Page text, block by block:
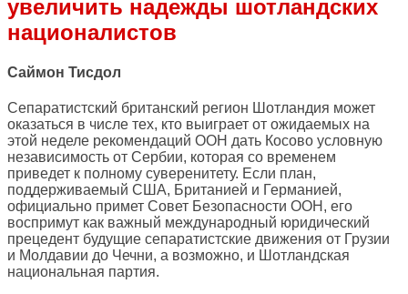
увеличить надежды шотландских
националистов
Саймон Тисдол
Сепаратистский британский регион Шотландия может
оказаться в числе тех, кто выиграет от ожидаемых на
этой неделе рекомендаций ООН дать Косово условную
независимость от Сербии, которая со временем
приведет к полному суверенитету. Если план,
поддерживаемый США, Британией и Германией,
официально примет Совет Безопасности ООН, его
воспримут как важный международный юридический
прецедент будущие сепаратистские движения от Грузии
и Молдавии до Чечни, а возможно, и Шотландская
национальная партия.